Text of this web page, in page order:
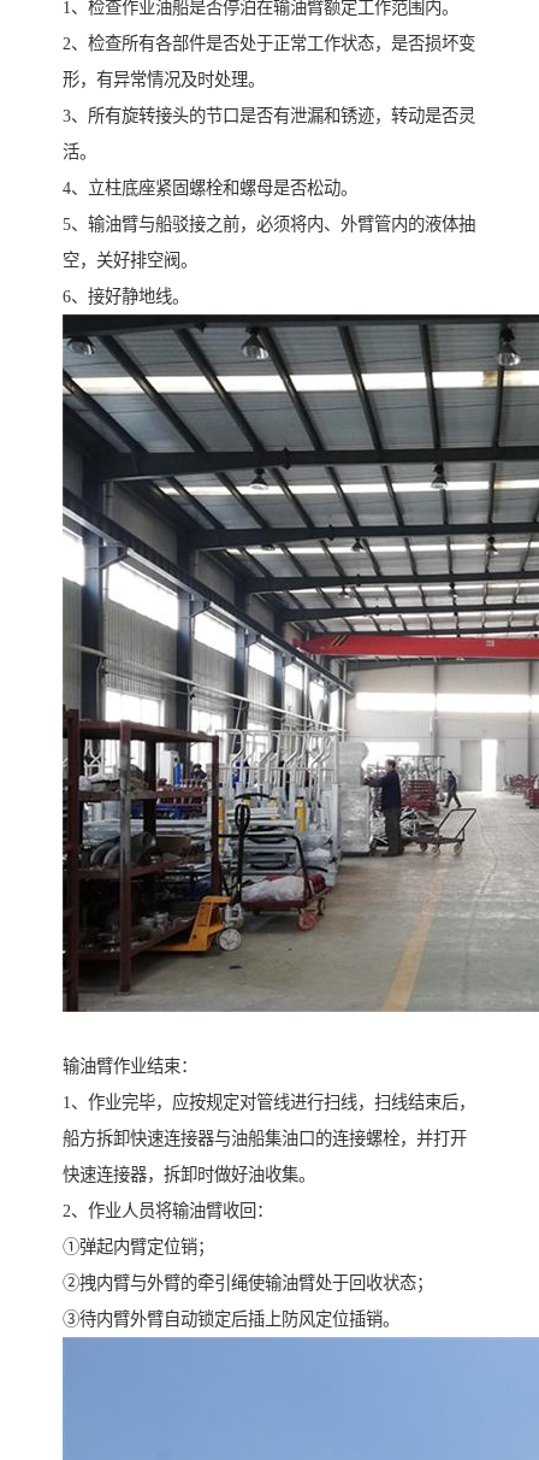
1、检查作业油船是否停泊在输油臂额定工作范围内。
2、检查所有各部件是否处于正常工作状态，是否损坏变
形，有异常情况及时处理。
3、所有旋转接头的节口是否有泄漏和锈迹，转动是否灵
活。
4、立柱底座紧固螺栓和螺母是否松动。
5、输油臂与船驳接之前，必须将内、外臂管内的液体抽
空，关好排空阀。
6、接好静地线。
输油臂作业结束：
1、作业完毕，应按规定对管线进行扫线，扫线结束后，
船方拆卸快速连接器与油船集油口的连接螺栓，并打开
快速连接器，拆卸时做好油收集。
2、作业人员将输油臂收回：
①弹起内臂定位销；
②拽内臂与外臂的牵引绳使输油臂处于回收状态；
③待内臂外臂自动锁定后插上防风定位插销。